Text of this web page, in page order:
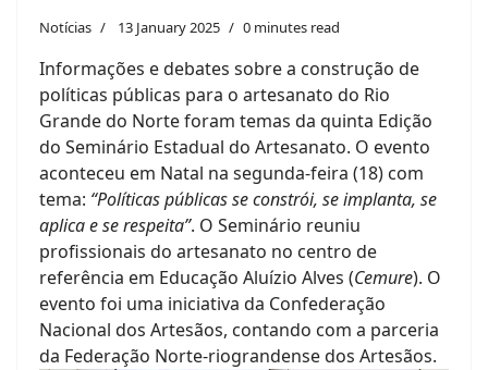
Notícias 13 January 2025 0 minutes read
Informações e debates sobre a construção de
políticas públicas para o artesanato do Rio
Grande do Norte foram temas da quinta Edição
do Seminário Estadual do Artesanato. O evento
aconteceu em Natal na segunda-feira (18) com
tema: “Políticas públicas se constrói, se implanta, se
aplica e se respeita”. O Seminário reuniu
profissionais do artesanato no centro de
referência em Educação Aluízio Alves (Cemure). O
evento foi uma iniciativa da Confederação
Nacional dos Artesãos, contando com a parceria
da Federação Norte-riograndense dos Artesãos.